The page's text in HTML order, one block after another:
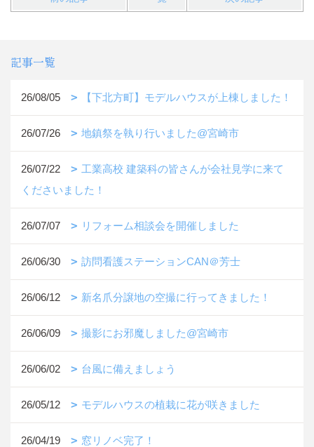
記事一覧
26/08/05 【下北方町】モデルハウスが上棟しました！
26/07/26 地鎮祭を執り行いました@宮崎市
26/07/22
工業高校 建築科の皆さんが会社見学に来て
くださいました！
26/07/07 リフォーム相談会を開催しました
26/06/30 訪問看護ステーションCAN＠芳士
26/06/12 新名爪分譲地の空撮に行ってきました！
26/06/09 撮影にお邪魔しました@宮崎市
26/06/02 台風に備えましょう
26/05/12 モデルハウスの植栽に花が咲きました
26/04/19 窓リノベ完了！